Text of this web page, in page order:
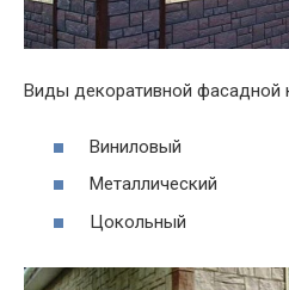
Виды декоративной фасадной
Виниловый
Металлический
Цокольный